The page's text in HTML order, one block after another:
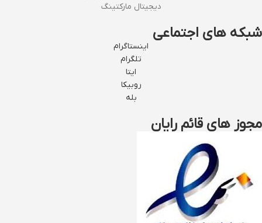
دیجیتال مارکتینگ
شبکه های اجتماعی
اینستاگرام
تلگرام
ایتا
روبیکا
بله
مجوز های قائم رایان